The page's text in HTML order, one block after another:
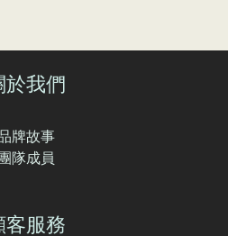
於我們
牌故事
隊成員
客服務